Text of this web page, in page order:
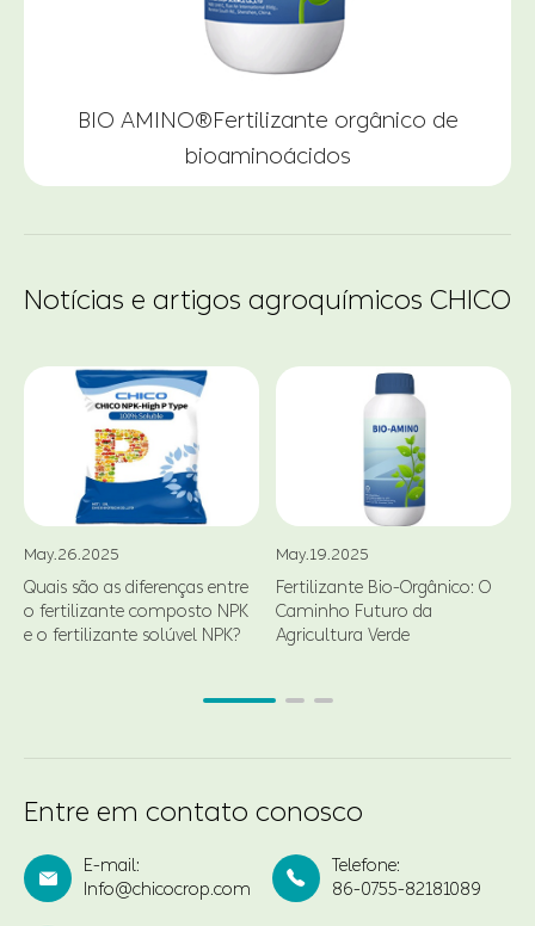
BIO AMINO®Fertilizante orgânico de
bioaminoácidos
Notícias e artigos agroquímicos CHICO
May.26.2025
Quais são as diferenças entre
o fertilizante composto NPK
e o fertilizante solúvel NPK?
May.19.2025
Fertilizante Bio-Orgânico: O
Caminho Futuro da
Agricultura Verde
Entre em contato conosco

E-mail:
Info@chicocrop.com

Telefone:
86-0755-82181089